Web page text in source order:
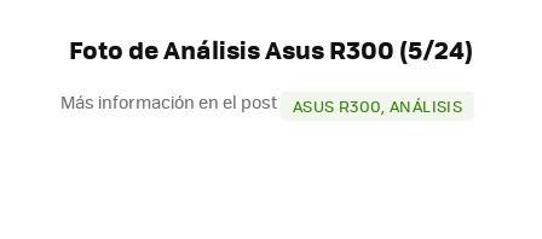
Foto de Análisis Asus R300 (5/24)
Más información en el post ASUS R300, ANÁLISIS